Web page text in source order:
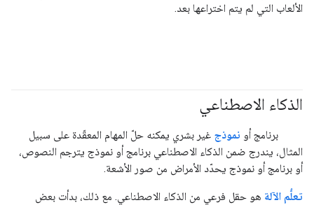
الألعاب التي لم يتم اختراعها بعد.
الذكاء الاصطناعي
برنامج أو نموذج غير بشري يمكنه حلّ المهام المعقّدة على سبيل
المثال، يندرج ضمن الذكاء الاصطناعي برنامج أو نموذج يترجم النصوص،
أو برنامج أو نموذج يحدّد الأمراض من صور الأشعة.
تعلُّم الآلة هو حقل فرعي من الذكاء الاصطناعي. مع ذلك، بدأت بعض